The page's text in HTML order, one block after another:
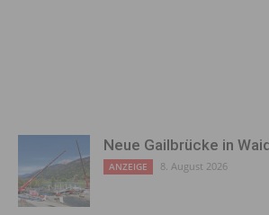
Neue Gailbrücke in
ANZEIGE 8. August 2026